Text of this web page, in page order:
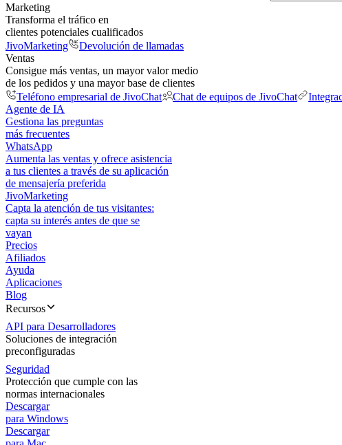
Marketing
Transforma el tráfico en
clientes potenciales cualificados
JivoMarketing
Devolución de llamadas
Ventas
Consigue más ventas, un mayor valor medio
de los pedidos y una mayor base de clientes
Teléfono empresarial de JivoChat
Chat de equipos de JivoChat
Agente de IA
Gestiona las preguntas
más frecuentes
WhatsApp
Aumenta las ventas y ofrece asistencia
a tus clientes a través de su aplicación
de mensajería preferida
JivoMarketing
Capta la atención de tus visitantes:
capta su interés antes de que se
vayan
Precios
Afiliados
Ayuda
Aplicaciones
Blog
Recursos
API para Desarrolladores
Soluciones de integración
preconfiguradas
Seguridad
Protección que cumple con las
normas internacionales
Descargar
para Windows
Descargar